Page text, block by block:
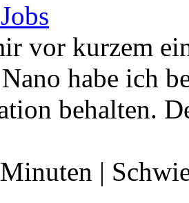
vor kurzem
habe ich
behalten.
|